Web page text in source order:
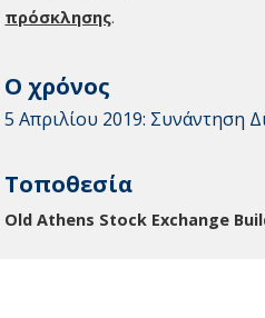
πρόσκλησης.
Ο χρόνος
5 Απριλίου 2019: Συνάντηση
Τοποθεσία
Old Athens Stock Exchange